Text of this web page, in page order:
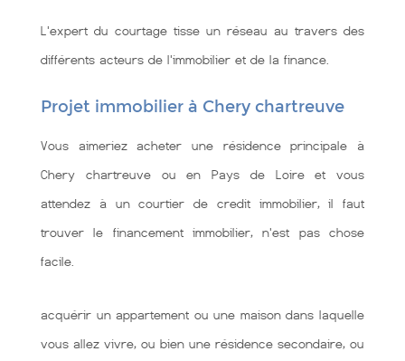
L'expert du courtage tisse un réseau au travers des
différents acteurs de l'immobilier et de la finance.
Projet immobilier à Chery chartreuve
Vous aimeriez acheter une résidence principale à
Chery chartreuve ou en Pays de Loire et vous
attendez à un courtier de credit immobilier, il faut
trouver le financement immobilier, n'est pas chose
facile.
acquérir un appartement ou une maison dans laquelle
vous allez vivre, ou bien une résidence secondaire, ou